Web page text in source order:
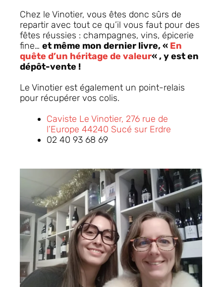
Chez le Vinotier, vous êtes donc sûrs de
repartir avec tout ce qu’il vous faut pour des
fêtes réussies : champagnes, vins, épicerie
fine… et même mon dernier livre, « En
quête d’un héritage de valeur« , y est en
dépôt-vente !
Le Vinotier est également un point-relais
pour récupérer vos colis.
Caviste Le Vinotier, 276 rue de
l’Europe 44240 Sucé sur Erdre
02 40 93 68 69